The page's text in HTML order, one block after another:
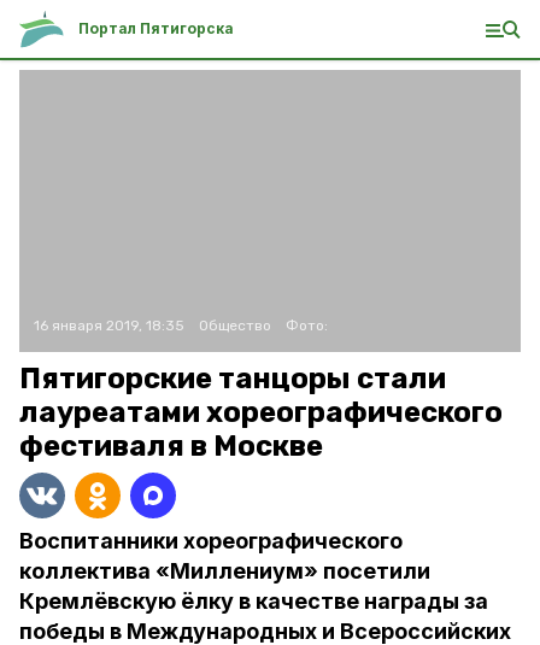
Портал Пятигорска
16 января 2019, 18:35 Общество Фото:
Пятигорские танцоры стали
лауреатами хореографического
фестиваля в Москве
Воспитанники хореографического
коллектива «Миллениум» посетили
Кремлёвскую ёлку в качестве награды за
победы в Международных и Всероссийских